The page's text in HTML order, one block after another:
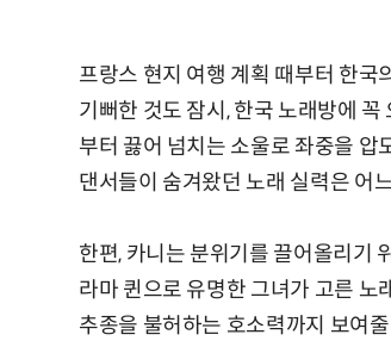
프랑스 현지 여행 계획 때부터 한국
기뻐한 것도 잠시, 한국 노래방에
부터 끓어 넘치는 소울로 좌중을 압
댄서들이 숨겨왔던 노래 실력은 어
한편, 카니는 분위기를 끌어올리기
라마 퀸으로 유명한 그녀가 고른 노
추종을 불허하는 호소력까지 보여